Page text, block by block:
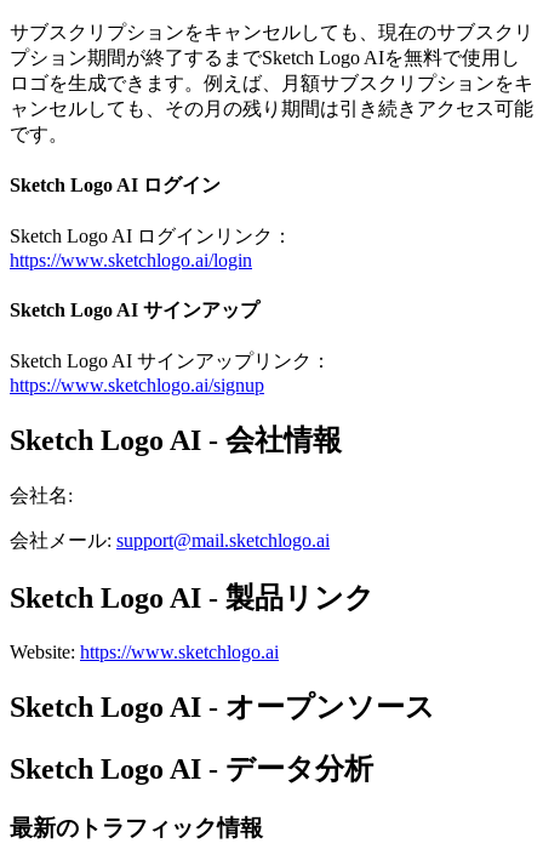
サブスクリプションをキャンセルしても、現在のサブスクリ
プション期間が終了するまでSketch Logo AIを無料で使用し
ロゴを生成できます。例えば、月額サブスクリプションをキ
ャンセルしても、その月の残り期間は引き続きアクセス可能
です。
Sketch Logo AI ログイン
Sketch Logo AI ログインリンク：
https://www.sketchlogo.ai/login
Sketch Logo AI サインアップ
Sketch Logo AI サインアップリンク：
https://www.sketchlogo.ai/signup
Sketch Logo AI - 会社情報
会社名:
会社メール: support@mail.sketchlogo.ai
Sketch Logo AI - 製品リンク
Website: https://www.sketchlogo.ai
Sketch Logo AI - オープンソース
Sketch Logo AI - データ分析
最新のトラフィック情報